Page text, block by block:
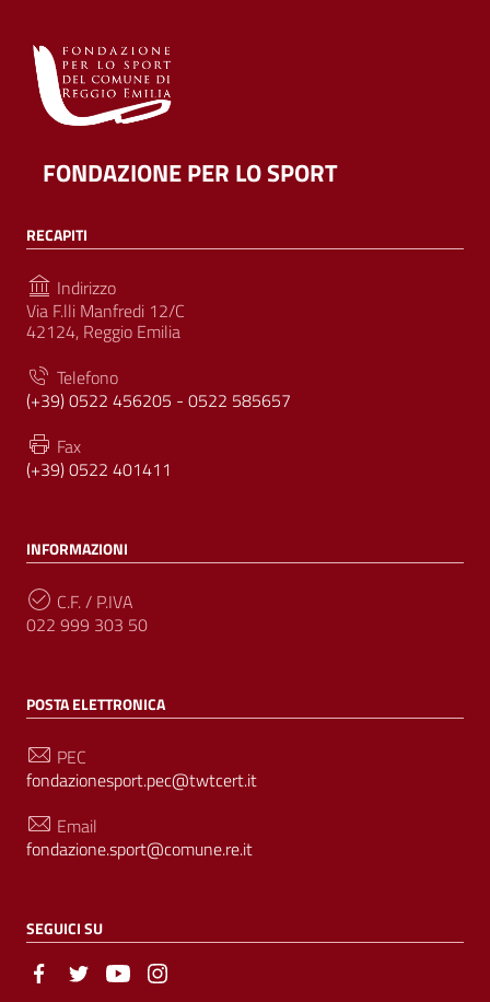
FONDAZIONE PER LO SPORT
RECAPITI
Indirizzo
Via F.lli Manfredi 12/C
42124, Reggio Emilia
Telefono
(+39) 0522 456205 - 0522 585657
Fax
(+39) 0522 401411
INFORMAZIONI
C.F. / P.IVA
022 999 303 50
POSTA ELETTRONICA
PEC
fondazionesport.pec@twtcert.it
Email
fondazione.sport@comune.re.it
SEGUICI SU